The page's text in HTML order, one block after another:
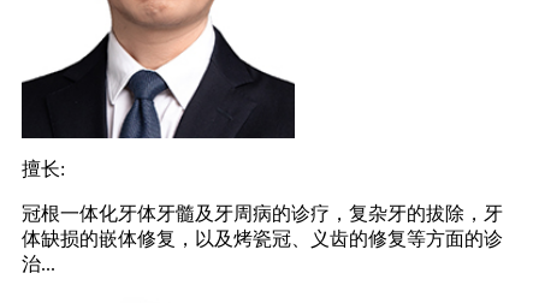
擅长:
冠根一体化牙体牙髓及牙周病的诊疗，复杂牙的拔除，牙
体缺损的嵌体修复，以及烤瓷冠、义齿的修复等方面的诊
治...